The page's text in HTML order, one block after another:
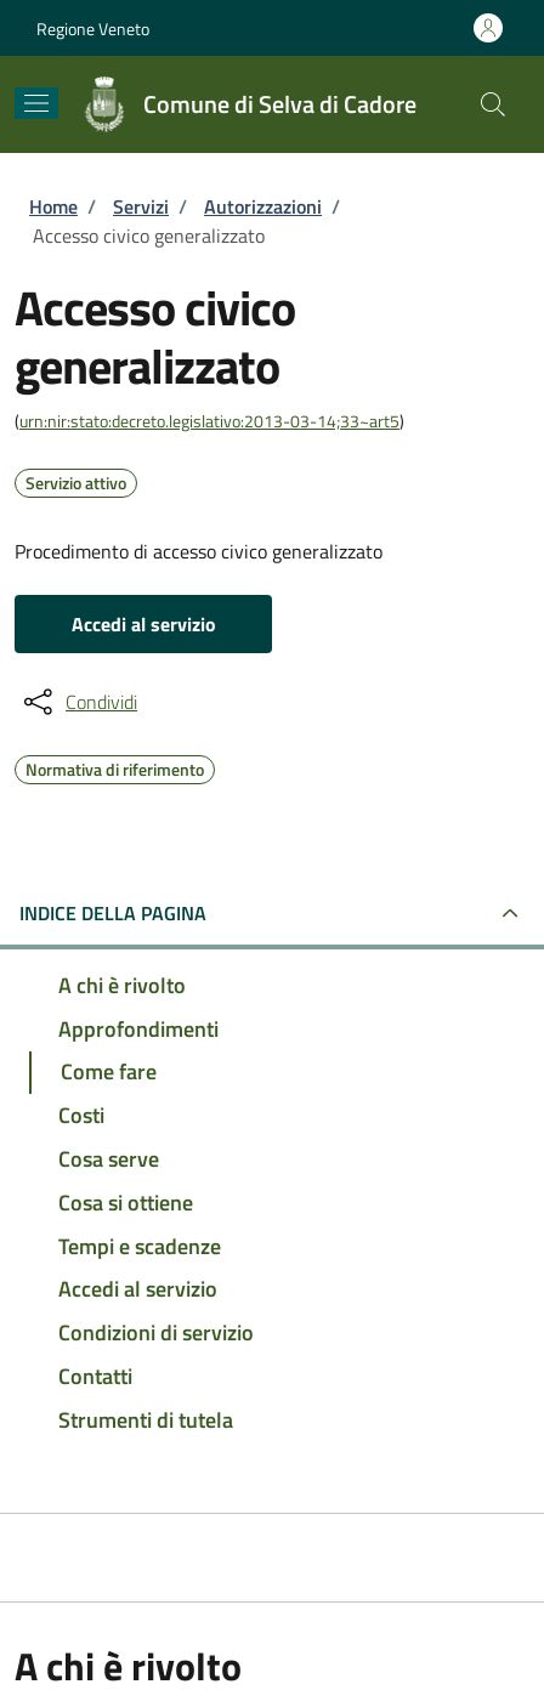
Regione Veneto
Comune di Selva di Cadore
Briciole di pane
Home / Servizi / Autorizzazioni /
Accesso civico generalizzato
Accesso civico
generalizzato
(urn:nir:stato:decreto.legislativo:2013-03-14;33~art5)
Servizio attivo
Procedimento di accesso civico generalizzato
Accedi al servizio
Condividi
Normativa di riferimento
INDICE DELLA PAGINA
A chi è rivolto
Approfondimenti
Come fare
Costi
Cosa serve
Cosa si ottiene
Tempi e scadenze
Accedi al servizio
Condizioni di servizio
Contatti
Strumenti di tutela
A chi è rivolto